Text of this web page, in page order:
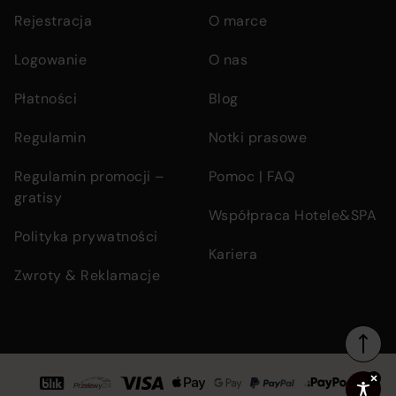
Rejestracja
Logowanie
Płatności
Regulamin
Regulamin promocji –
gratisy
Polityka prywatności
Zwroty & Reklamacje
O marce
O nas
Blog
Notki prasowe
Pomoc | FAQ
Współpraca Hotele&SPA
Kariera
Footer